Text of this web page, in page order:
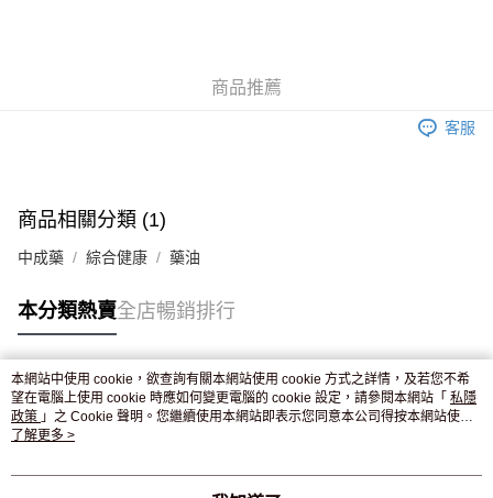
付款後門市自取，訂單確認後2-4個工作天到店，7天內取。逾期後
商品推薦
客服
商品相關分類 (1)
中成藥 綜合健康 藥油
本分類熱賣全店暢銷排行
熱門標籤
熱銷排行
本網站中使用 cookie，欲查詢有關本網站使用 cookie 方式之詳情，及若您不希
望在電腦上使用 cookie 時應如何變更電腦的 cookie 設定，請參閱本網站「 私隱
政策 」之 Cookie 聲明。您繼續使用本網站即表示您同意本公司得按本網站使用
條款之 Cookie 聲明使用 cookie。
了解更多 >